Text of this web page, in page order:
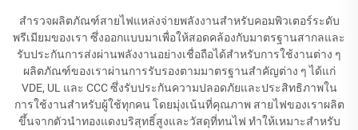
สำรวจผลิตภัณฑ์สายไฟแหล่งจ่ายพลังงานสำหรับคอมพิวเตอร์ระดับ
พรีเมียมของเรา ซึ่งออกแบบมาเพื่อให้สอดคล้องกับมาตรฐานสากลและ
รับประกันการส่งผ่านพลังงานอย่างเชื่อถือได้สำหรับการใช้งานต่าง ๆ
ผลิตภัณฑ์ของเราผ่านการรับรองตามมาตรฐานสำคัญต่าง ๆ ได้แก่
VDE, UL และ CCC ซึ่งรับประกันความปลอดภัยและประสิทธิภาพใน
การใช้งานสำหรับผู้ใช้ทุกคน โดยมุ่งเน้นที่คุณภาพ สายไฟของเราผลิต
ขึ้นจากตัวนำทองแดงบริสุทธิ์สูงและวัสดุที่ทนไฟ ทำให้เหมาะสำหรับ